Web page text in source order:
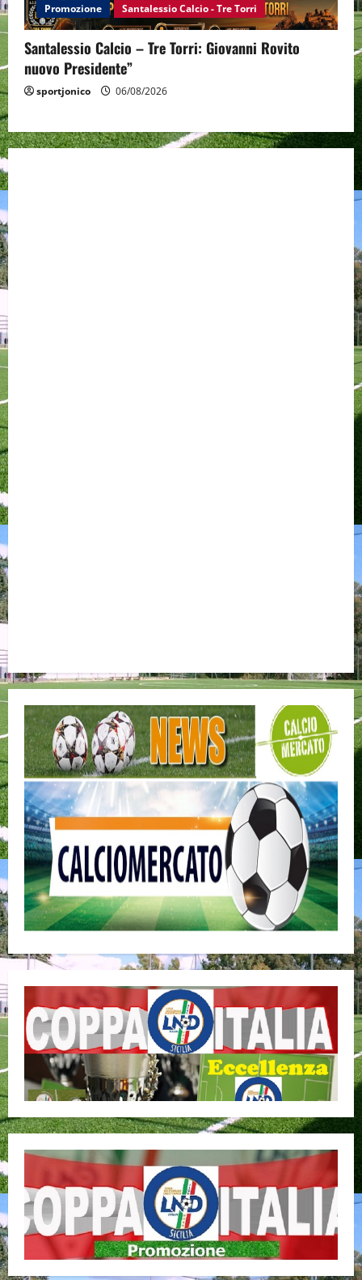
Promozione Santalessio Calcio - Tre Torri
Santalessio Calcio – Tre Torri: Giovanni Rovito
nuovo Presidente”
sportjonico 06/08/2026